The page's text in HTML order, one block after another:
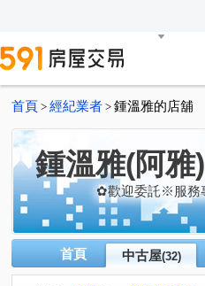
首頁 > 經紀業者 > 鍾溫雅的店舖
鍾溫雅(阿雅
✿歡迎委託※服務
首頁 中古屋(32)